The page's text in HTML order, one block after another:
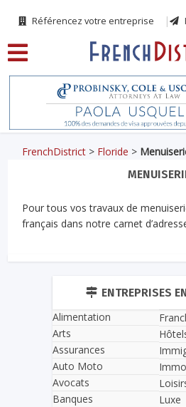
Référencez votre entreprise
FrenchDistrict > Floride >
Pour tous vos travaux de
français dans notre carnet
ENTREPRISES
Alimentation
Arts
Assurances
Auto Moto
Avocats
Banques
Luxe